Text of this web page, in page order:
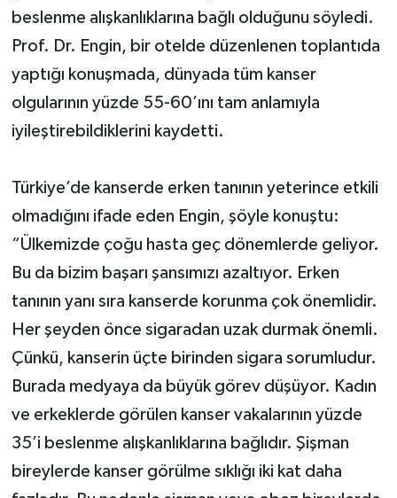
beslenme alışkanlıklarına bağlı olduğunu söyledi.
Prof. Dr. Engin, bir otelde düzenlenen toplantıda
yaptığı konuşmada, dünyada tüm kanser
olgularının yüzde 55-60’ını tam anlamıyla
iyileştirebildiklerini kaydetti.
Türkiye’de kanserde erken tanının yeterince etkili
olmadığını ifade eden Engin, şöyle konuştu:
“Ülkemizde çoğu hasta geç dönemlerde geliyor.
Bu da bizim başarı şansımızı azaltıyor. Erken
tanının yanı sıra kanserde korunma çok önemlidir.
Her şeyden önce sigaradan uzak durmak önemli.
Çünkü, kanserin üçte birinden sigara sorumludur.
Burada medyaya da büyük görev düşüyor. Kadın
ve erkeklerde görülen kanser vakalarının yüzde
35’i beslenme alışkanlıklarına bağlıdır. Şişman
bireylerde kanser görülme sıklığı iki kat daha